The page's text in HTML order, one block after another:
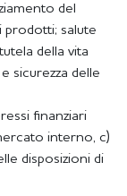
del
prodotti; salute
della vita
sicurezza delle
finanziari
interno, c)
disposizioni di